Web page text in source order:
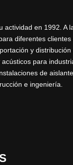
actividad en 1992. A
diferentes
y
para
de
e ingeniería.